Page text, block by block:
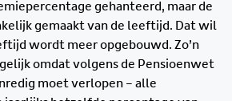
gehanteerd, maar de
gemaakt van de leeftijd. Dat wil
wordt meer opgebouwd. Zo’n
omdat volgens de Pensioenwet
moet verlopen – alle